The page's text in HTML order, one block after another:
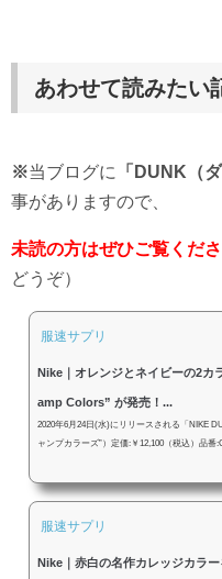
あわせて読みたい
※当ブログに 「DUNK（
事がありますので、
未読の方はぜひご覧くださ
どうぞ）
服速サプリ
Nike｜オレンジとネイビーの2
amp Colors” が発売！...
2020年6月24日(水)にリリースされる「NIKE
ャンプカラーズ”）定価:￥12,100（税込）品番
服速サプリ
Nike｜赤白の名作カレッジカラ